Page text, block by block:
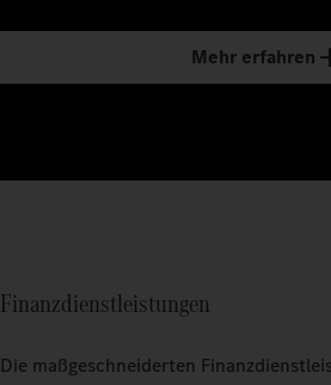
Mehr erfahren
Finanzdienstleistungen
Die maßgeschneiderten